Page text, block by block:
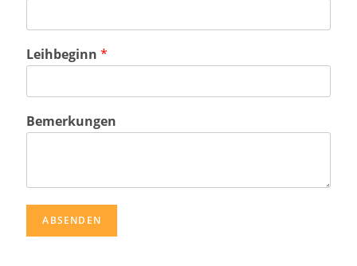
Leihbeginn*
Bemerkungen
ABSENDEN